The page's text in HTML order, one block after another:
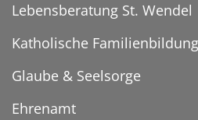
Lebensberatung St. Wendel
Katholische
Glaube & Seelsorge
Ehrenamt